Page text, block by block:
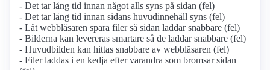
- Det tar lång tid innan något alls syns på sidan (fel)
- Det tar lång tid innan sidans huvudinnehåll syns (fel)
- Låt webbläsaren spara filer så sidan laddar snabbare (fel)
- Bilderna kan levereras smartare så de laddar snabbare (fel)
- Huvudbilden kan hittas snabbare av webbläsaren (fel)
- Filer laddas i en kedja efter varandra som bromsar sidan